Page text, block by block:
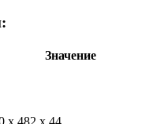
Значение